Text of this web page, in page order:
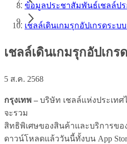
ข้อมูลประชาสัมพันธ์เชลล์ปร
เชลล์เดินเกมรุกอัปเกรดระ
เชลล์เดินเกมรุกอัปเก
5 ส.ค. 2568
กรุงเทพ – บริษัท เชลล์แห่งประเท
จะรวม
สิทธิพิเศษของสินค้าและบริการข
ดาวน์โหลดแล้ววันนี้ทั้งบน App